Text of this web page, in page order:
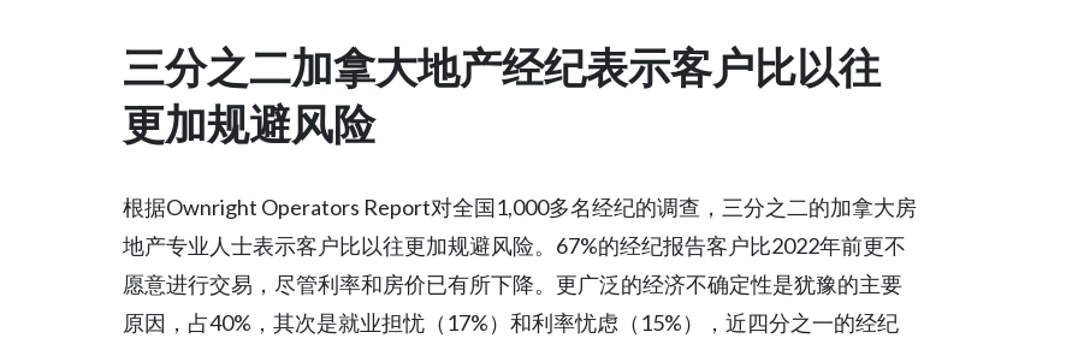
三分之二加拿大地产经纪表示客户比以往
更加规避风险
根据Ownright Operators Report对全国1,000多名经纪的调查，三分之二的加拿大房
地产专业人士表示客户比以往更加规避风险。67%的经纪报告客户比2022年前更不
愿意进行交易，尽管利率和房价已有所下降。更广泛的经济不确定性是犹豫的主要
原因，占40%，其次是就业担忧（17%）和利率忧虑（15%），近四分之一的经纪